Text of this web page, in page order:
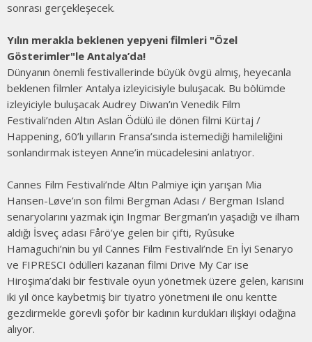
sonrası gerçekleşecek.
Yılın merakla beklenen yepyeni filmleri "Özel
Gösterimler"le Antalya’da!
Dünyanın önemli festivallerinde büyük övgü almış, heyecanla
beklenen filmler Antalya izleyicisiyle buluşacak. Bu bölümde
izleyiciyle buluşacak Audrey Diwan’ın Venedik Film
Festivali’nden Altın Aslan Ödülü ile dönen filmi Kürtaj /
Happening, 60’lı yılların Fransa’sında istemediği hamileliğini
sonlandırmak isteyen Anne’in mücadelesini anlatıyor.
Cannes Film Festivali’nde Altın Palmiye için yarışan Mia
Hansen-Løve’ın son filmi Bergman Adası / Bergman Island
senaryolarını yazmak için Ingmar Bergman’ın yaşadığı ve ilham
aldığı İsveç adası Fårö’ye gelen bir çifti, Ryûsuke
Hamaguchi’nin bu yıl Cannes Film Festivali’nde En İyi Senaryo
ve FIPRESCI ödülleri kazanan filmi Drive My Car ise
Hiroşima’daki bir festivale oyun yönetmek üzere gelen, karısını
iki yıl önce kaybetmiş bir tiyatro yönetmeni ile onu kentte
gezdirmekle görevli şoför bir kadının kurdukları ilişkiyi odağına
alıyor.